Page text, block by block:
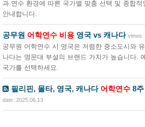
과 연수 환경에 따른 국가별 맞춤 선택 및 종합적
안내합니다.
공무원 어학연수 비용 영국 vs 캐나다 views:
공무원 어학연수 시 영국은 저렴한 중소도시와
나다는 명문대 부설의 브랜드 가치가 높습니다.
국가를 선택하세요.
필리핀, 몰타, 영국, 캐나다 어학연수 8주
date: 2025.06.13